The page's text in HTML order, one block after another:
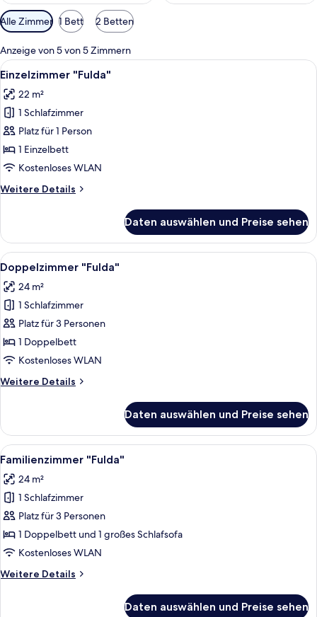
Verfügbare
Filter
für
Zimmer
Alle Zimmer 1 Bett 2 Betten
Anzeige von 5 von 5 Zimmern
Alle
Fotos
für
Einzelzimmer
"Fulda"
anzeigen
Ein Hotelzimmer mit Bett, Stuhl,
6
Einzelzimmer "Fulda"
22 m²
1 Schlafzimmer
Platz für 1 Person
1 Einzelbett
Kostenloses WLAN
Weitere Details
Weitere
"Fulda"
Daten auswählen und Preise sehen
Alle
Fotos
für
Doppelzimmer
"Fulda"
anzeigen
Ein Hotelzimmer mit einem großen
7
Doppelzimmer "Fulda"
24 m²
1 Schlafzimmer
Platz für 3 Personen
1 Doppelbett
Kostenloses WLAN
Weitere Details
Weitere
"Fulda"
Daten auswählen und Preise sehen
Alle
Fotos
für
Familienzimmer
"Fulda"
anzeigen
Ein Hotelzimmer mit zwei Betten,
5
Familienzimmer "Fulda"
24 m²
1 Schlafzimmer
Platz für 3 Personen
1 Doppelbett und 1 großes Schlafsofa
Kostenloses WLAN
Weitere Details
Weitere
Daten auswählen und Preise sehen